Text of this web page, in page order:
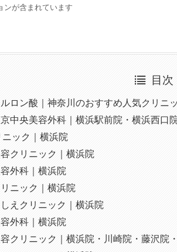
ンが含まれています
目次
ロン酸｜神奈川のおすすめ人気クリニ
中央美容外科｜横浜駅前院・横浜西口
ニック｜横浜院
クリニック｜横浜院
外科｜横浜院
ニック｜横浜院
えクリニック｜横浜院
外科｜横浜院
クリニック｜横浜院・川崎院・藤沢院